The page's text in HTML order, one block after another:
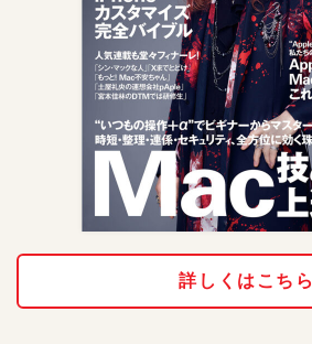
詳しくはこちら